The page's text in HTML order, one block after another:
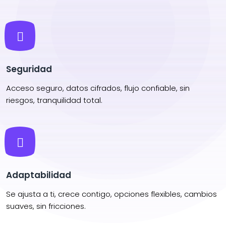
Seguridad
Acceso seguro, datos cifrados, flujo confiable, sin
riesgos, tranquilidad total.
Adaptabilidad
Se ajusta a ti, crece contigo, opciones flexibles, cambios
suaves, sin fricciones.